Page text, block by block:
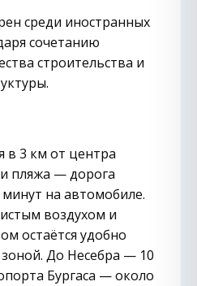
среди иностранных
сочетанию
строительства и
в 3 км от центра
пляжа — дорога
на автомобиле.
воздухом и
остаётся удобно
зоной. До Несебра — 10
Бургаса — около